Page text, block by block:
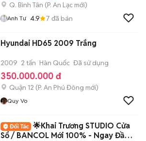
Q. Bình Tân (P. An Lạc mới)
Anh Tư 4.9 7 đã bán
Hyundai HD65 2009 Trắng
2009 2 tấn Hàn Quốc Đã sử dụng
350.000.000 đ
Quận 12 (P. An Phú Đông mới)
Quy Vo
🌟Khai Trương STUDIO Cửa
Sổ / BANCOL Mới 100% - Ngay Đầm